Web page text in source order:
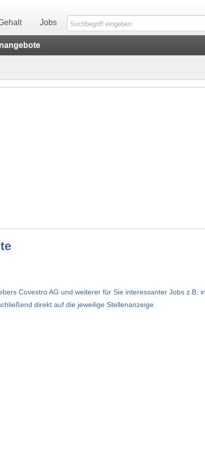
Jobs
Covestro AG und weiterer für Sie interessanter Jobs z.B.
direkt auf die jeweilige Stellenanzeige.